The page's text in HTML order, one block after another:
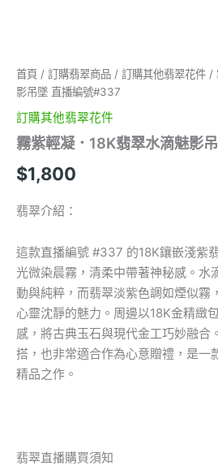
首頁 / 訂購翡翠商品 / 訂購其他翡翠花件 /
影吊墜 直播編號#337
訂購其他翡翠花件
霧紫輕凝．18K翡翠水滴魅影
$1,800
翡翠介紹：
這款直播編號 #337 的18K鑲嵌淺紫
光微染晨霧，清柔中帶著神秘感。水
動與純粹，而翡翠淡紫色調如煙似霧
心靈沈靜的魅力。周邊以18K金精緻
感，將古典玉石與現代金工巧妙融合
搭，也非常適合作為心意贈禮，是一
精品之作。
翡翠直播購買須知
編
號
#337
數
量